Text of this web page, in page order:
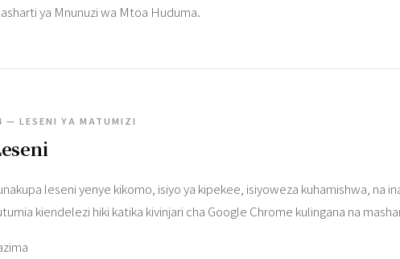
ya Mnunuzi wa Mtoa Huduma.
— LESENI YA MATUMIZI
leseni yenye kikomo, isiyo ya kipekee, isiyoweza kuhamishwa, na
kiendelezi hiki katika kivinjari cha Google Chrome kulingana na